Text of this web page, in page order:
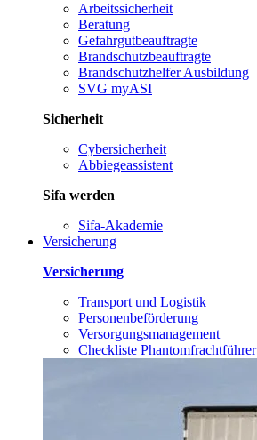
Arbeitssicherheit
Beratung
Gefahrgutbeauftragte
Brandschutzbeauftragte
Brandschutzhelfer Ausbildung
SVG myASI
Sicherheit
Cybersicherheit
Abbiegeassistent
Sifa werden
Sifa-Akademie
Versicherung
Versicherung
Transport und Logistik
Personenbeförderung
Versorgungsmanagement
Checkliste Phantomfrachtführer